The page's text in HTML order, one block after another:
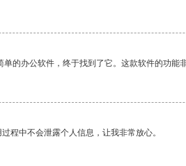
的办公软件，终于找到了它。这款软件的功
程中不会泄露个人信息，让我非常放心。